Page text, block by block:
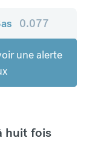
0.077
une alerte
huit fois